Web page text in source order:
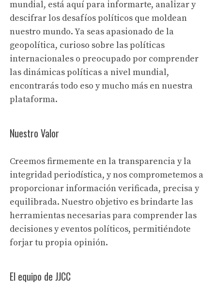
mundial, está aquí para informarte, analizar y
descifrar los desafíos políticos que moldean
nuestro mundo. Ya seas apasionado de la
geopolítica, curioso sobre las políticas
internacionales o preocupado por comprender
las dinámicas políticas a nivel mundial,
encontrarás todo eso y mucho más en nuestra
plataforma.
Nuestro Valor
Creemos firmemente en la transparencia y la
integridad periodística, y nos comprometemos a
proporcionar información verificada, precisa y
equilibrada. Nuestro objetivo es brindarte las
herramientas necesarias para comprender las
decisiones y eventos políticos, permitiéndote
forjar tu propia opinión.
El equipo de JJCC